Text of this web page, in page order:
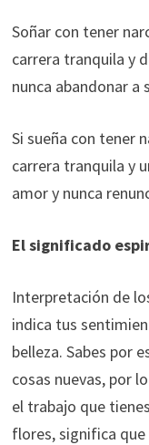
Soñar con tener
carrera tranquila y
nunca abandonar a
Si sueña con tener
carrera tranquila y
amor y nunca
El significado
Interpretación de
indica tus
belleza. Sabes por
cosas nuevas, por
el trabajo que
flores, significa